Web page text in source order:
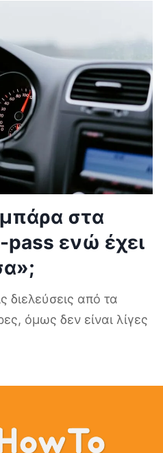
μπάρα στα
pass ενώ έχει
διελεύσεις από τα
όμως δεν είναι λίγες